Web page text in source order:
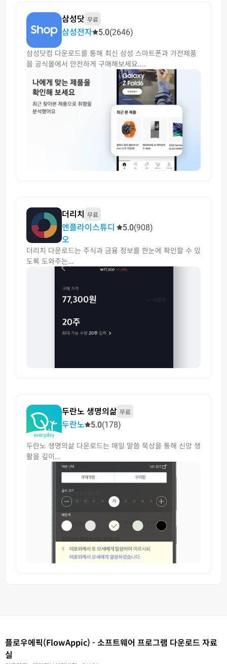
삼성닷 무료
삼성전자 5.0(2646)
삼성닷컴 다운로드를 통해 최신 삼성 스마트폰과 가전제품
을 공식몰에서 안전하게 구매해보세요....
더리치 무료
엔플라이스튜디
오
5.0(908)
더리치 다운로드는 주식과 금융 정보를 한눈에 확인할 수 있
도록 도와주는...
두란노 생명의삶 무료
두란노 5.0(178)
두란노 생명의삶 다운로드는 매일 말씀 묵상을 통해 신앙 생
활을 깊이...
플로우에픽(FlowAppic) - 소프트웨어 프로그램 다운로드 자료
실